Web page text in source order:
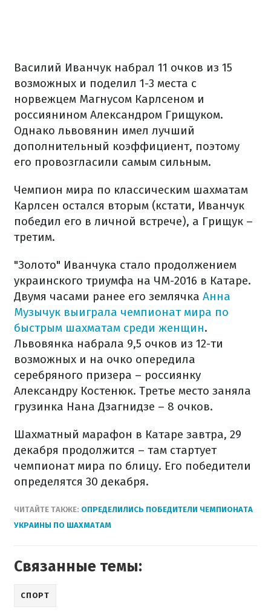
Василий Иванчук набрал 11 очков из 15
возможных и поделил 1-3 места с
норвежцем Магнусом Карлсеном и
россиянином Александром Грищуком.
Однако львовянин имел лучший
дополнительный коэффициент, поэтому
его провозгласили самым сильным.
Чемпион мира по классическим шахматам
Карлсен остался вторым (кстати, Иванчук
победил его в личной встрече), а Грищук –
третим.
"Золото" Иванчука стало продолжением
украинского триумфа на ЧМ-2016 в Катаре.
Двумя часами ранее его землячка Анна
Музычук выиграла чемпионат мира по
быстрым шахматам среди женщин.
Львовянка набрала 9,5 очков из 12-ти
возможных и на очко опередила
серебряного призера – россиянку
Александру Костенюк. Третье место заняла
грузинка Нана Дзагнидзе – 8 очков.
Шахматный марафон в Катаре завтра, 29
декабря продолжится – там стартует
чемпионат мира по блицу. Его победители
определятся 30 декабря.
ЧИТАЙТЕ ТАКЖЕ: ОПРЕДЕЛИЛИСЬ ПОБЕДИТЕЛИ ЧЕМПИОНАТА
УКРАИНЫ ПО ШАХМАТАМ
Связанные темы:
СПОРТ